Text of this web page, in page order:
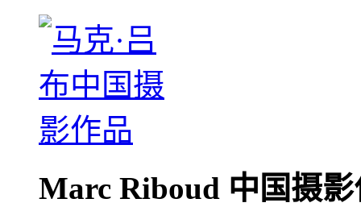
Marc Riboud 中国摄